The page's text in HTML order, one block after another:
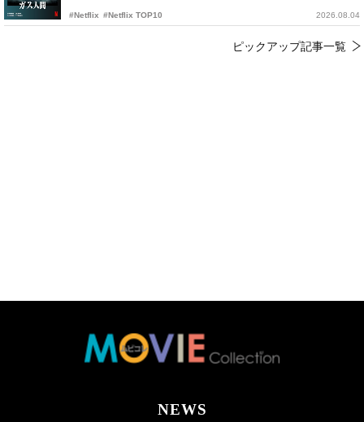
#Netflix #Netflix TOP10 2026.08.04
ピックアップ記事一覧
NEWS